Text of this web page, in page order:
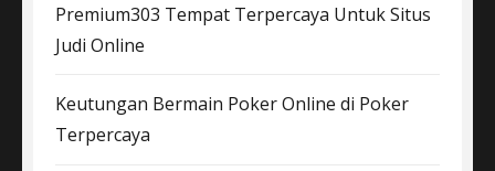
Premium303 Tempat Terpercaya Untuk Situs
Judi Online
Keutungan Bermain Poker Online di Poker
Terpercaya